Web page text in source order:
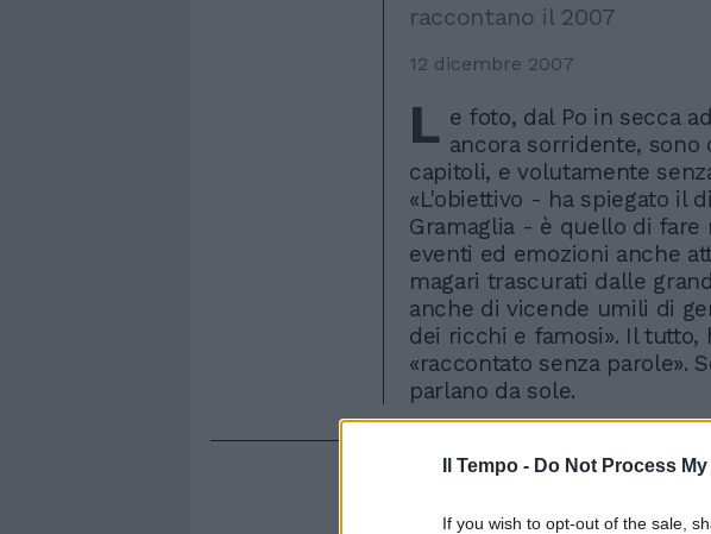
Il Tempo - Do Not Process
If you wish to opt-out of the sale,
raccontano il 2007
12 dicembre 2007
L e foto, dal Po in secca
ancora sorridente, sono
capitoli, e volutamente
«L'obiettivo - ha spiegato il
Gramaglia - è quello di fare
eventi ed emozioni anche
magari trascurati dalle
anche di vicende umili di
dei ricchi e famosi». Il tutto,
«raccontato senza parole».
parlano da sole.